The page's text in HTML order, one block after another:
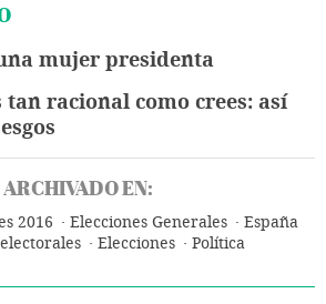
mujer presidenta
tan racional como crees: así
ARCHIVADO EN:
2016 Elecciones Generales
España
Elecciones Política